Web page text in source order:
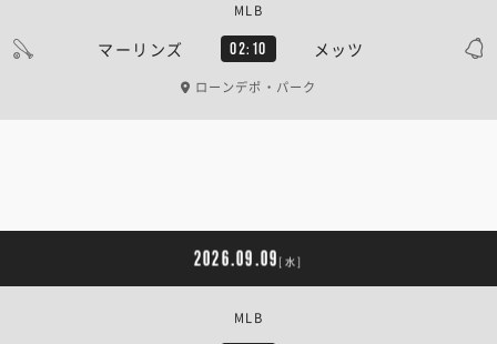
マーリンズ 02:10 メッツ
MLB
ローンデポ・パーク
2026.09.09 [水]
MLB